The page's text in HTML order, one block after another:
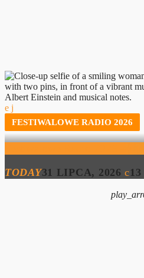
FESTIWALOWE RADIO 2026
Festiwalowe Radio 2026 –
TODAY31 LIPCA, 2026 13